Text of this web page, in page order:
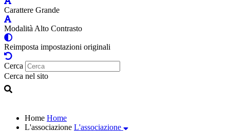
Carattere Grande
Modalità Alto Contrasto
Reimposta impostazioni originali
Cerca
Cerca nel sito
Home Home
L'associazione L'associazione